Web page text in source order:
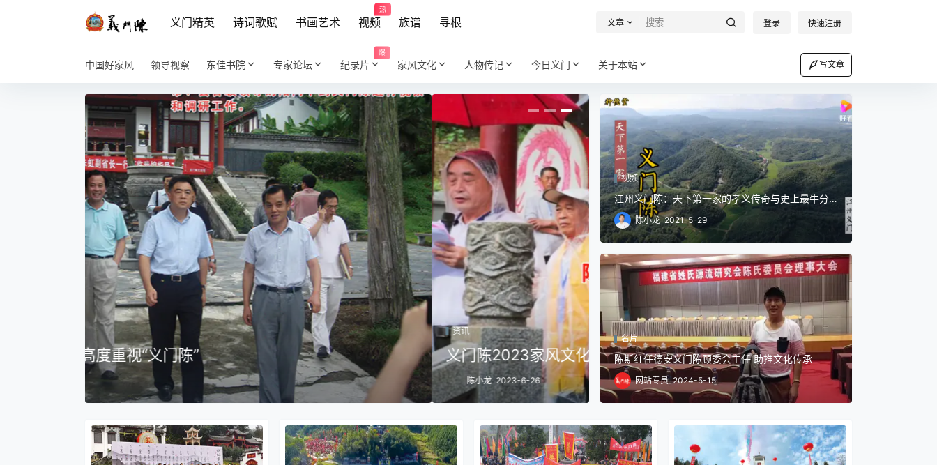
义门精英 诗词歌赋 书画艺术 视频
热
族谱 寻根 文章 登录 快速注册
中国好家风 领导视察 东佳书院 专家论坛 纪录片
爆
家风文化 人物传记 今日义门 关于本站 写文章
资讯
车桥先锋·义门家风”党建品牌
车桥人家 2023-8-22
资讯
义门陈2023家风文化传承月启动 – 德安义门陈故里盛大举行
陈小龙 2023-6-26
视频
江州义门陈：天下第一家的孝义传奇与史上最牛分
家
陈小龙 2021-5-29
名片
陈斯红任德安义门陈顾委会主任 助推文化传承
网站专员 2024-5-15